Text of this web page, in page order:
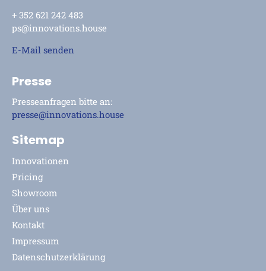
+ 352 621 242 483
ps@innovations.house
E-Mail senden
Presse
Presseanfragen bitte an:
presse@innovations.house
Sitemap
Innovationen
Pricing
Showroom
Über uns
Kontakt
Impressum
Datenschutzerklärung